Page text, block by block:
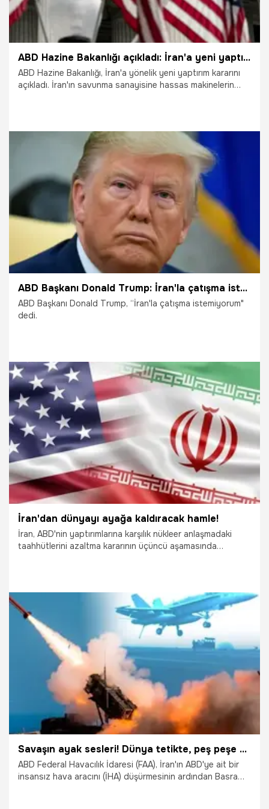
görüntüledi.
ABD Hazine Bakanlığı açıkladı: İran'a yeni yaptırımlar
ABD Hazine Bakanlığı, İran'a yönelik yeni yaptırım kararını
açıkladı. İran'ın savunma sanayisine hassas makinelerin
20.06.2025 Dünya
ABD Başkanı Donald Trump: İran'la çatışma istemiyorum
ABD Başkanı Donald Trump, “İran'la çatışma istemiyorum"
dedi.
12.06.2025 Dünya
İran'dan dünyayı ayağa kaldıracak hamle!
İran, ABD'nin yaptırımlarına karşılık nükleer anlaşmadaki
taahhütlerini azaltma kararının üçüncü aşamasında
7.09.2019 Dünya
Savaşın ayak sesleri! Dünya tetikte, peş peşe açıklamalar geliyor...
ABD Federal Havacılık İdaresi (FAA), İran'ın ABD'ye ait bir
insansız hava aracını (İHA) düşürmesinin ardından Basra